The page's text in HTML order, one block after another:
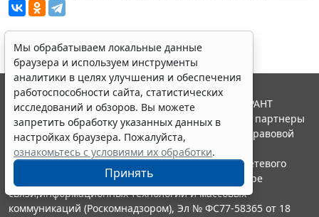
Мы обрабатываем локальные данные
браузера и используем инструменты
аналитики в целях улучшения и обеспечения
работоспособности сайта, статистических
исследований и обзоров. Вы можете
запретить обработку указанных данных в
настройках браузера. Пожалуйста,
ознакомьтесь с условиями их обработки.
Принять
© ООО "НПП "ГАРАНТ-СЕРВИС", 2026. Система ГАРАНТ
выпускается с 1990 года. Компания "Гарант" и ее партнеры
являются участниками Российской ассоциации правовой
информации ГАРАНТ.
Портал ГАРАНТ.РУ зарегистрирован в качестве сетевого
издания Федеральной службой по надзору в сфере
связи,информационных технологий и массовых
коммуникаций (Роскомнадзором), Эл № ФС77-58365 от 18